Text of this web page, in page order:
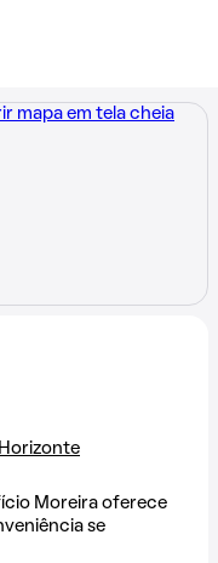
Moreira oferece
se